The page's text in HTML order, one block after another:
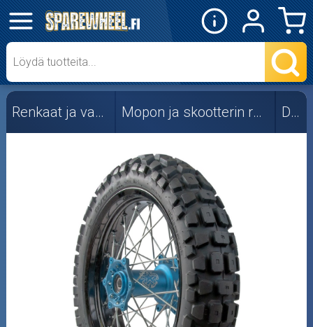
✕
Mopon osat
Skootterin osat
Crossipyörän osat
Moottoripyörän osat
Moottorikelkan osat
Mopoauton osat
Mönkijän osat
Puutarha ja metsä
Renkaat ja vanteet Mopon ja skootterin renkaat Deli